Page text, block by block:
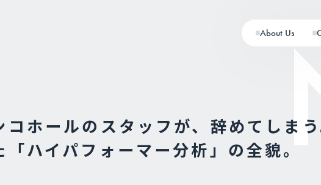
About Us
コホールのスタッフが、辞めてしま
ハイパフォーマー分析」の全貌。